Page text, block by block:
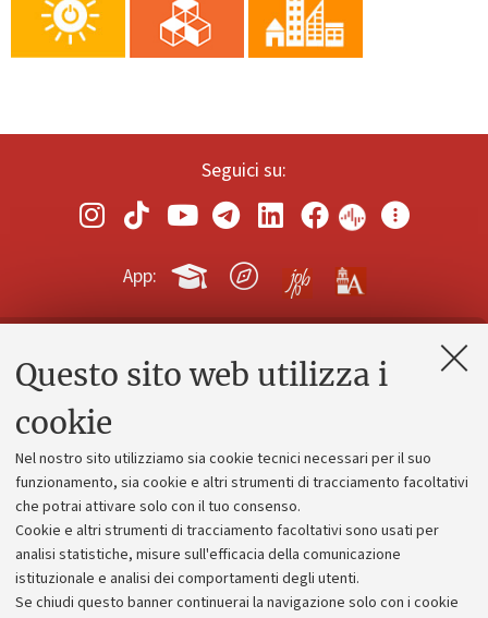
Questo sito web utilizza i
cookie
Nel nostro sito utilizziamo sia cookie tecnici necessari per il suo
funzionamento, sia cookie e altri strumenti di tracciamento facoltativi
che potrai attivare solo con il tuo consenso.
Cookie e altri strumenti di tracciamento facoltativi sono usati per
analisi statistiche, misure sull'efficacia della comunicazione
istituzionale e analisi dei comportamenti degli utenti.
Se chiudi questo banner continuerai la navigazione solo con i cookie
Seguici su:
App:
Contatti e PEC
Alumni community
Piano strategico
Bilanci
Donazioni e 5x1000